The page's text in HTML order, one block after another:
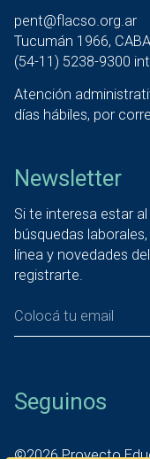
pent@flacso.org.ar
Tucumán 1966,
(54-11) 5238-9300
Atención
días hábiles, por
Newsletter
Si te interesa estar
búsquedas
línea y novedades
registrarte.
©2026Proyecto
Seguinos